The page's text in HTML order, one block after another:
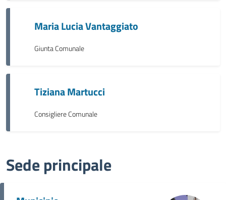
Maria Lucia Vantaggiato
Giunta Comunale
Tiziana Martucci
Consigliere Comunale
Sede principale